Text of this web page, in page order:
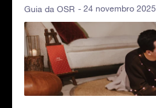
Guia da OSR - 24 novembro 2025